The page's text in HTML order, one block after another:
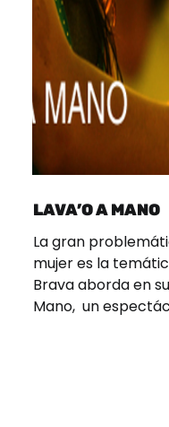
LAVA’O A MANO
La gran
mujer es la
Brava aborda en
Mano, un